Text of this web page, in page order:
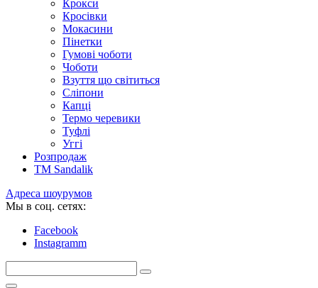
Крокси
Кросівки
Мокасини
Пінетки
Гумові чоботи
Чоботи
Взуття що світиться
Сліпони
Капці
Термо черевики
Туфлі
Уггі
Розпродаж
TM Sandalik
Адреса шоурумов
Мы в соц. сетях:
Facebook
Instagramm